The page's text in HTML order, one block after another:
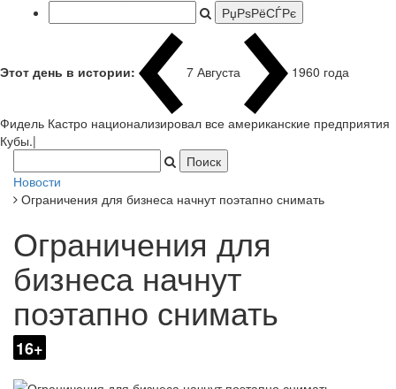
Этот день в истории: 7 Августа 1960 года
Фидель Кастро национализировал все американские предприятия
Кубы.|
Новости
Ограничения для бизнеса начнут поэтапно снимать
Ограничения для
бизнеса начнут
поэтапно снимать
16+